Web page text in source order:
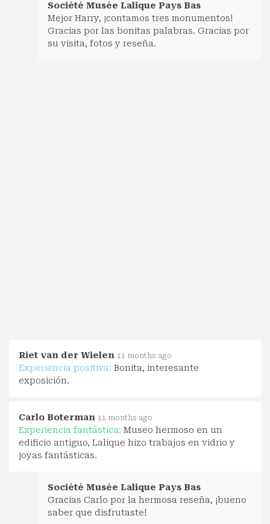
Société Musée Lalique Pays Bas
Mejor Harry, ¡contamos tres monumentos!
Gracias por las bonitas palabras. Gracias por
su visita, fotos y reseña.
Riet van der Wielen 11 months ago
Experiencia positiva: Bonita, interesante
exposición.
Carlo Boterman 11 months ago
Experiencia fantástica: Museo hermoso en un
edificio antiguo, Lalique hizo trabajos en vidrio y
joyas fantásticas.
Société Musée Lalique Pays Bas
Gracias Carlo por la hermosa reseña, ¡bueno
saber que disfrutaste!